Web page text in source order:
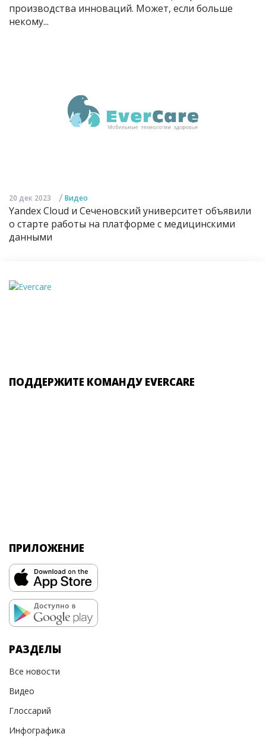
производства инноваций. Может, если больше
некому...
20 дек 2023 / Видео
Yandex Cloud и Сеченовский университет объявили
о старте работы на платформе с медицинскими
данными
ПОДДЕРЖИТЕ КОМАНДУ EVERCARE
ПРИЛОЖЕНИЕ
РАЗДЕЛЫ
Все новости
Видео
Глоссарий
Инфографика